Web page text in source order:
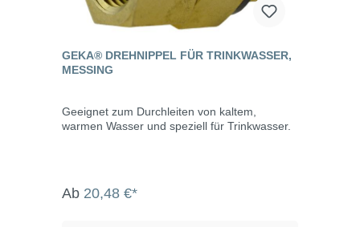
GEKA® DREHNIPPEL FÜR TRINKWASSER,
MESSING
Geeignet zum Durchleiten von kaltem,
warmen Wasser und speziell für Trinkwasser.
Ab 20,48 €*